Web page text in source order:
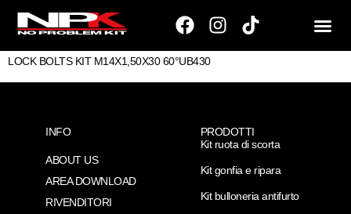
LOCK BOLTS KIT M14X1,50X30 60°UB430
INFO
ABOUT US
AREA DOWNLOAD
RIVENDITORI
PRODOTTI
Kit ruota di scorta
Kit gonfia e ripara
Kit bulloneria antifurto